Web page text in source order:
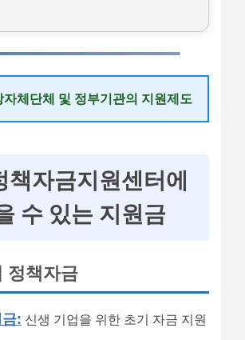
자체단체 및 정부기관의 지원제도
책자금지원센터에
수 있는 지원금
정책자금
: 신생 기업을 위한 초기 자금 지원